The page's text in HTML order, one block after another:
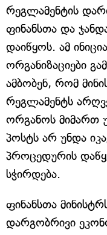
რეგლამენტის
ფინანსთა და
დაიწყოს. ამ
ორგანიზაციები
ამბობენ, რომ
რეგლამენტს
ორგანოს მიმართ
პოსტს არ უნდა
პროცედურის
სჭირდება.
ფინანსთა
დარგობრივი